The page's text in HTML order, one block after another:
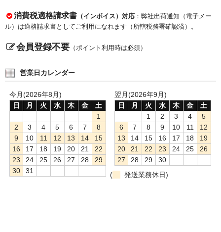
消費税適格請求書 （インボイス）対応 ：弊社出荷通知（電子メー
ル）は適格請求書としてご利用になれます（所轄税務署確認済）。
会員登録不要 （ポイント利用時は必須）
営業日カレンダー
今月(2026年8月)
日
月 火 水 木 金
土
1
2
3 4 5 6 7
8
9
10 11 12 13 14
15
16
17 18 19 20 21
22
23
24 25 26 27 28
29
30
31
翌月(2026年9月)
日
月 火 水 木 金
土
1
2 3 4
5
6
7 8 9 10 11
12
13
14 15 16 17 18
19
20
21 22 23 24 25
26
27
28 29
30
(
発送業務休日)